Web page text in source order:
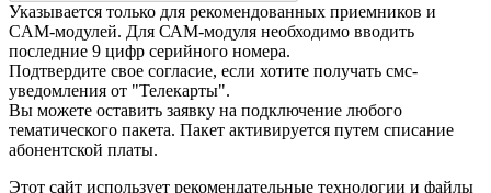
Указывается только для рекомендованных приемников и
CAM-модулей. Для САМ-модуля необходимо вводить
последние 9 цифр серийного номера.
Подтвердите свое согласие, если хотите получать смс-
уведомления от "Телекарты".
Вы можете оставить заявку на подключение любого
тематического пакета. Пакет активируется путем списание
абонентской платы.
Этот сайт использует рекомендательные технологии и файлы